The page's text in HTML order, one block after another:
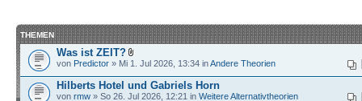
THEMEN
Was ist ZEIT?
von Predictor » Mi 1. Jul 2026, 13:34 inAndere Theorien
Hilberts Hotel und Gabriels Horn
von rmw » So 26. Jul 2026, 12:21 in Weitere Alternativtheorien